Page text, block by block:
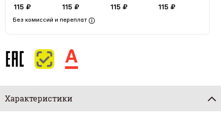
115 ₽ 115 ₽ 115 ₽ 115 ₽
Без комиссий и переплат
Характеристики